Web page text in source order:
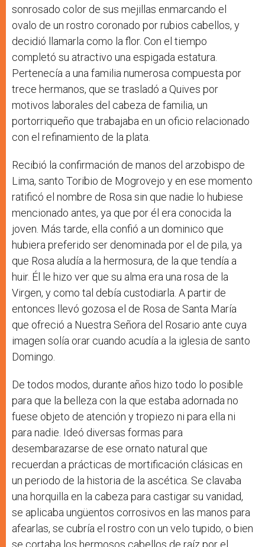
sonrosado color de sus mejillas enmarcando el
ovalo de un rostro coronado por rubios cabellos, y
decidió llamarla como la flor. Con el tiempo
completó su atractivo una espigada estatura.
Pertenecía a una familia numerosa compuesta por
trece hermanos, que se trasladó a Quives por
motivos laborales del cabeza de familia, un
portorriqueño que trabajaba en un oficio relacionado
con el refinamiento de la plata.
Recibió la confirmación de manos del arzobispo de
Lima, santo Toribio de Mogrovejo y en ese momento
ratificó el nombre de Rosa sin que nadie lo hubiese
mencionado antes, ya que por él era conocida la
joven. Más tarde, ella confió a un dominico que
hubiera preferido ser denominada por el de pila, ya
que Rosa aludía a la hermosura, de la que tendía a
huir. Él le hizo ver que su alma era una rosa de la
Virgen, y como tal debía custodiarla. A partir de
entonces llevó gozosa el de Rosa de Santa María
que ofreció a Nuestra Señora del Rosario ante cuya
imagen solía orar cuando acudía a la iglesia de santo
Domingo.
De todos modos, durante años hizo todo lo posible
para que la belleza con la que estaba adornada no
fuese objeto de atención y tropiezo ni para ella ni
para nadie. Ideó diversas formas para
desembarazarse de ese ornato natural que
recuerdan a prácticas de mortificación clásicas en
un periodo de la historia de la ascética. Se clavaba
una horquilla en la cabeza para castigar su vanidad,
se aplicaba ungüentos corrosivos en las manos para
afearlas, se cubría el rostro con un velo tupido, o bien
se cortaba los hermosos cabellos de raíz por el